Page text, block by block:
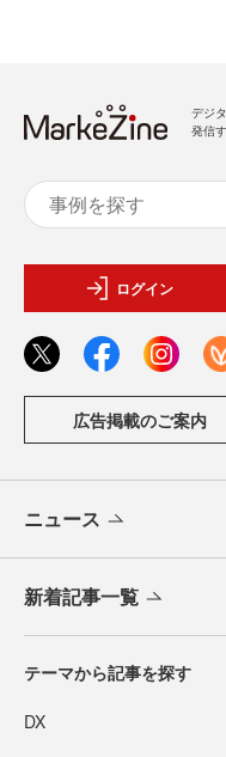
デジ
発信
ログイン
広告掲載のご案内
ニュース
新着記事一覧
テーマから記事を探す
DX